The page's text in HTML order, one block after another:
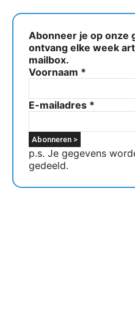
Abonneer je op onze
ontvang elke week
mailbox.
Voornaam *
E-mailadres *
p.s. Je gegevens
gedeeld.